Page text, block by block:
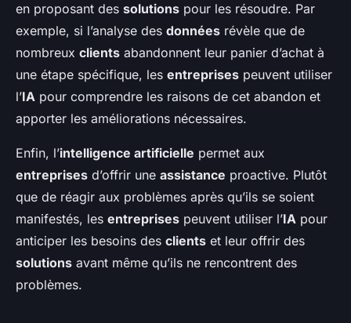
en proposant des solutions pour les résoudre. Par
exemple, si l’analyse des données révèle que de
nombreux clients abandonnent leur panier d’achat à
une étape spécifique, les entreprises peuvent utiliser
l’IA pour comprendre les raisons de cet abandon et
apporter les améliorations nécessaires.
Enfin, l’intelligence artificielle permet aux
entreprises d’offrir une assistance proactive. Plutôt
que de réagir aux problèmes après qu’ils se soient
manifestés, les entreprises peuvent utiliser l’IA pour
anticiper les besoins des clients et leur offrir des
solutions avant même qu’ils ne rencontrent des
problèmes.